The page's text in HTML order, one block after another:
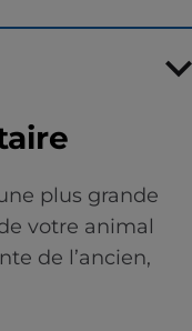
plus grande
votre animal
de l’ancien,